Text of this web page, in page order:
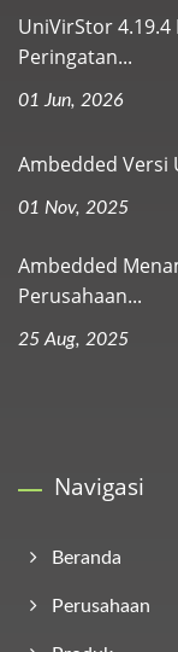
UniVirStor 4.19.4
Peringatan...
01 Jun, 2026
Ambedded Versi
01 Nov, 2025
Ambedded
Perusahaan...
25 Aug, 2025
Navigasi
Beranda
Perusahaan